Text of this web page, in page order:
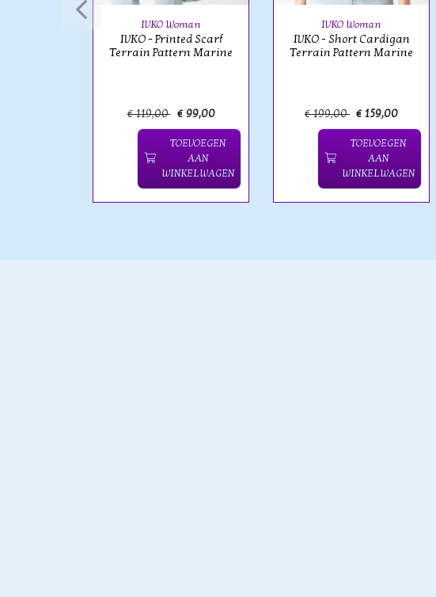
IVKO Woman
IVKO - Printed Scarf
Terrain Pattern Marine
€ 119,00 € 99,00
TOEVOEGEN
AAN
WINKELWAGEN
IVKO Woman
IVKO - Short Cardigan
Terrain Pattern Marine
€ 199,00 € 159,00
TOEVOEGEN
AAN
WINKELWAGEN